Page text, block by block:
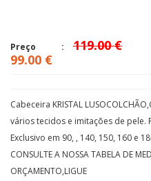
Preço
119.00 €
99.00 €
Cabeceira KRISTAL
vários tecidos e imitações de pele.
Exclusivo em 90, , 140, 150, 160 e
CONSULTE A NOSSA TABELA DE
ORÇAMENTO,LIGUE